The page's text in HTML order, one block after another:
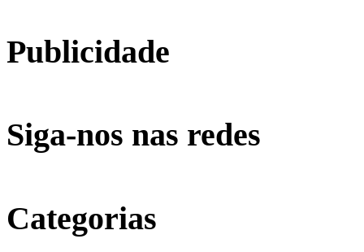
Publicidade
Siga-nos nas redes
Categorias